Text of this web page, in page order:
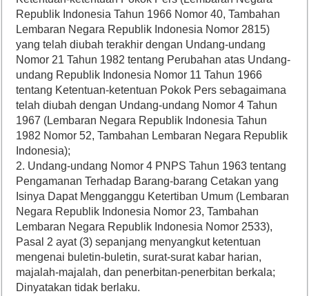
Republik Indonesia Tahun 1966 Nomor 40, Tambahan
Lembaran Negara Republik Indonesia Nomor 2815)
yang telah diubah terakhir dengan Undang-undang
Nomor 21 Tahun 1982 tentang Perubahan atas Undang-
undang Republik Indonesia Nomor 11 Tahun 1966
tentang Ketentuan-ketentuan Pokok Pers sebagaimana
telah diubah dengan Undang-undang Nomor 4 Tahun
1967 (Lembaran Negara Republik Indonesia Tahun
1982 Nomor 52, Tambahan Lembaran Negara Republik
Indonesia);
2. Undang-undang Nomor 4 PNPS Tahun 1963 tentang
Pengamanan Terhadap Barang-barang Cetakan yang
Isinya Dapat Mengganggu Ketertiban Umum (Lembaran
Negara Republik Indonesia Nomor 23, Tambahan
Lembaran Negara Republik Indonesia Nomor 2533),
Pasal 2 ayat (3) sepanjang menyangkut ketentuan
mengenai buletin-buletin, surat-surat kabar harian,
majalah-majalah, dan penerbitan-penerbitan berkala;
Dinyatakan tidak berlaku.